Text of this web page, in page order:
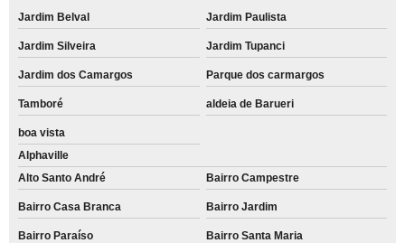
Jardim Belval Jardim Paulista
Jardim Silveira Jardim Tupanci
Jardim dos Camargos Parque dos carmargos
Tamboré aldeia de Barueri
boa vista
Alphaville
Alto Santo André
Bairro Campestre
Bairro Casa Branca Bairro Jardim
Bairro Paraíso Bairro Santa Maria